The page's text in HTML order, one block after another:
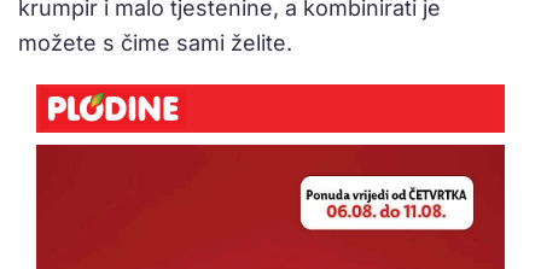
krumpir i malo tjestenine, a kombinirati je
možete s čime sami želite.